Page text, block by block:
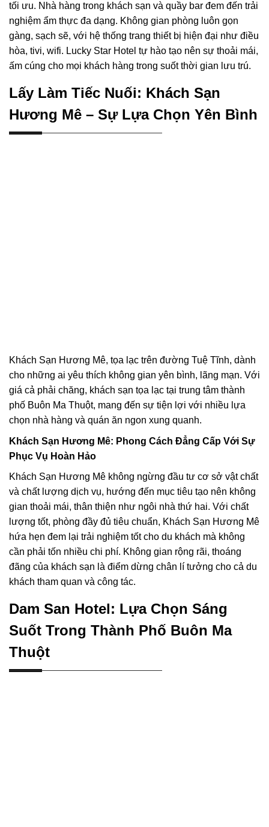
tối ưu. Nhà hàng trong khách sạn và quầy bar đem đến trải
nghiệm ẩm thực đa dạng. Không gian phòng luôn gọn
gàng, sạch sẽ, với hệ thống trang thiết bị hiện đại như điều
hòa, tivi, wifi. Lucky Star Hotel tự hào tạo nên sự thoải mái,
ấm cúng cho mọi khách hàng trong suốt thời gian lưu trú.
Lấy Làm Tiếc Nuối: Khách Sạn
Hương Mê – Sự Lựa Chọn Yên Bình
Khách Sạn Hương Mê, tọa lạc trên đường Tuệ Tĩnh, dành
cho những ai yêu thích không gian yên bình, lãng mạn. Với
giá cả phải chăng, khách sạn tọa lạc tại trung tâm thành
phố Buôn Ma Thuột, mang đến sự tiện lợi với nhiều lựa
chọn nhà hàng và quán ăn ngon xung quanh.
Khách Sạn Hương Mê: Phong Cách Đẳng Cấp Với Sự
Phục Vụ Hoàn Hảo
Khách Sạn Hương Mê không ngừng đầu tư cơ sở vật chất
và chất lượng dịch vụ, hướng đến mục tiêu tạo nên không
gian thoải mái, thân thiện như ngôi nhà thứ hai. Với chất
lượng tốt, phòng đầy đủ tiêu chuẩn, Khách Sạn Hương Mê
hứa hẹn đem lại trải nghiệm tốt cho du khách mà không
cần phải tốn nhiều chi phí. Không gian rộng rãi, thoáng
đãng của khách sạn là điểm dừng chân lí tưởng cho cả du
khách tham quan và công tác.
Dam San Hotel: Lựa Chọn Sáng
Suốt Trong Thành Phố Buôn Ma
Thuột